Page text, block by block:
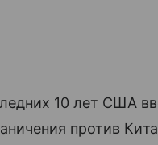
10 лет США
против